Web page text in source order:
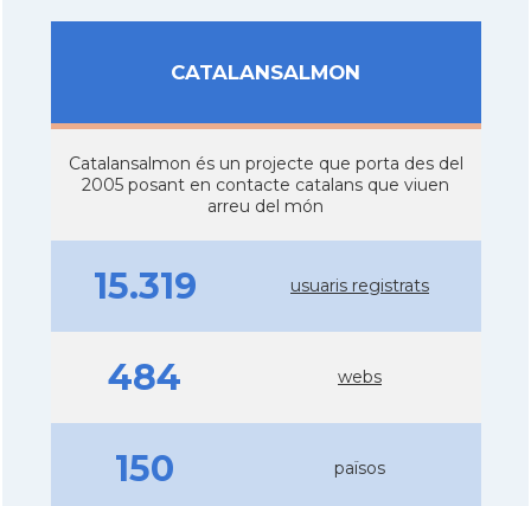
CATALANSALMON
Catalansalmon és un projecte que porta des del
2005 posant en contacte catalans que viuen
arreu del món
15.319 usuaris registrats
484 webs
150 països